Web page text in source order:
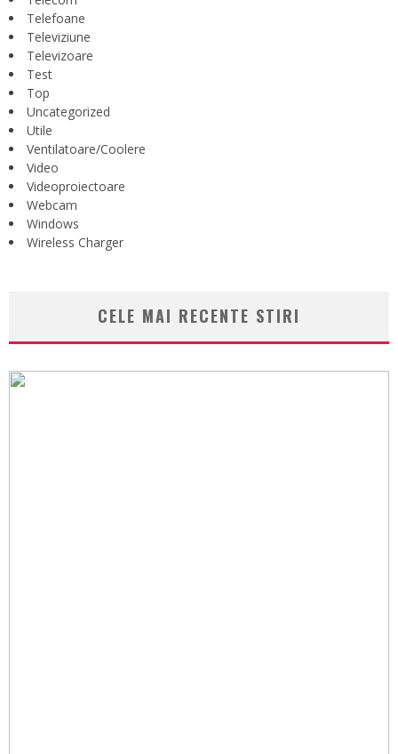
Telefoane
Televiziune
Televizoare
Test
Top
Uncategorized
Utile
Ventilatoare/Coolere
Video
Videoproiectoare
Webcam
Windows
Wireless Charger
CELE MAI RECENTE STIRI